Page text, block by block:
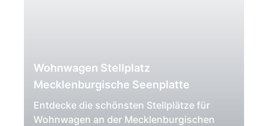
Wohnwagen Stellplatz
Mecklenburgische Seenplatte
Entdecke die schönsten Stellplätze für
Wohnwagen an der Mecklenburgischen